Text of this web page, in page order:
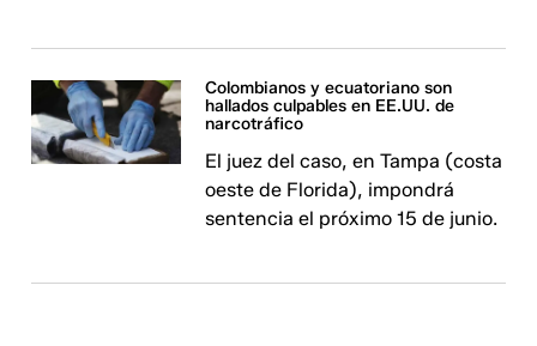
Colombianos y ecuatoriano son
hallados culpables en EE.UU. de
narcotráfico
El juez del caso, en Tampa (costa
oeste de Florida), impondrá
sentencia el próximo 15 de junio.